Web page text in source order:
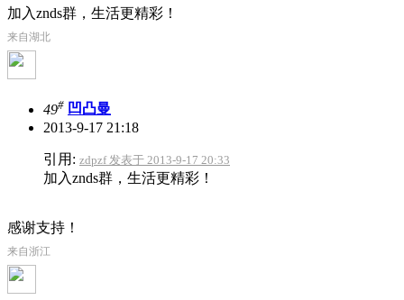
加入znds群，生活更精彩！
来自湖北
49# 凹凸曼
2013-9-17 21:18
引用: zdpzf 发表于 2013-9-17 20:33
加入znds群，生活更精彩！
感谢支持！
来自浙江